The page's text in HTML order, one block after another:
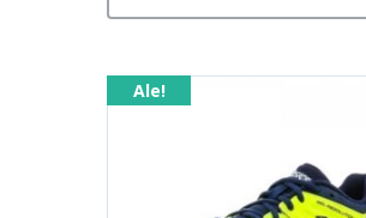
Ale!